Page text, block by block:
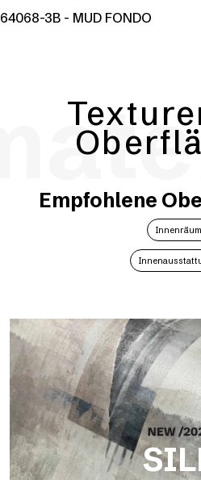
64068-3B - MUD FONDO
Empfohlene